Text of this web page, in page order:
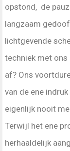
opstond, de
langzaam
lichtgevende
techniek met ons
af? Ons
van de ene
eigenlijk nooit
Terwijl het ene
herhaaldelijk